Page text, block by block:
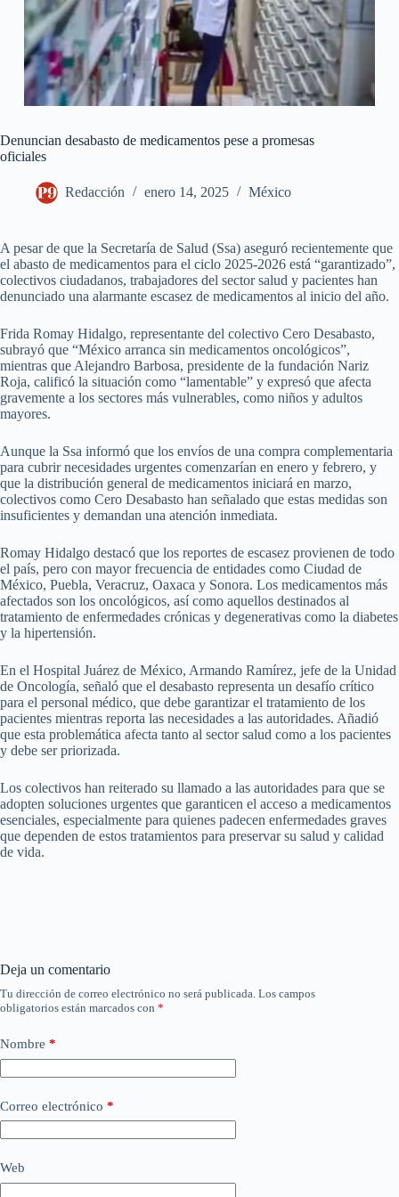
Denuncian desabasto de medicamentos pese a promesas
oficiales
Redacción enero 14, 2025 México
A pesar de que la Secretaría de Salud (Ssa) aseguró recientemente que
el abasto de medicamentos para el ciclo 2025-2026 está “garantizado”,
colectivos ciudadanos, trabajadores del sector salud y pacientes han
denunciado una alarmante escasez de medicamentos al inicio del año.
Frida Romay Hidalgo, representante del colectivo Cero Desabasto,
subrayó que “México arranca sin medicamentos oncológicos”,
mientras que Alejandro Barbosa, presidente de la fundación Nariz
Roja, calificó la situación como “lamentable” y expresó que afecta
gravemente a los sectores más vulnerables, como niños y adultos
mayores.
Aunque la Ssa informó que los envíos de una compra complementaria
para cubrir necesidades urgentes comenzarían en enero y febrero, y
que la distribución general de medicamentos iniciará en marzo,
colectivos como Cero Desabasto han señalado que estas medidas son
insuficientes y demandan una atención inmediata.
Romay Hidalgo destacó que los reportes de escasez provienen de todo
el país, pero con mayor frecuencia de entidades como Ciudad de
México, Puebla, Veracruz, Oaxaca y Sonora. Los medicamentos más
afectados son los oncológicos, así como aquellos destinados al
tratamiento de enfermedades crónicas y degenerativas como la diabetes
y la hipertensión.
En el Hospital Juárez de México, Armando Ramírez, jefe de la Unidad
de Oncología, señaló que el desabasto representa un desafío crítico
para el personal médico, que debe garantizar el tratamiento de los
pacientes mientras reporta las necesidades a las autoridades. Añadió
que esta problemática afecta tanto al sector salud como a los pacientes
y debe ser priorizada.
Los colectivos han reiterado su llamado a las autoridades para que se
adopten soluciones urgentes que garanticen el acceso a medicamentos
esenciales, especialmente para quienes padecen enfermedades graves
que dependen de estos tratamientos para preservar su salud y calidad
de vida.
Deja un comentario
Tu dirección de correo electrónico no será publicada. Los campos
obligatorios están marcados con *
Nombre *
Correo electrónico *
Web